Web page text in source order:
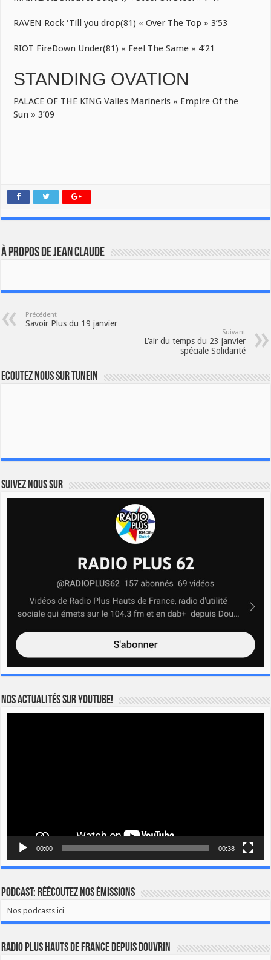
RAVEN Rock ‘Till you drop(81) « Over The Top » 3’53
RIOT FireDown Under(81) « Feel The Same » 4’21
STANDING OVATION
PALACE OF THE KING Valles Marineris « Empire Of the
Sun » 3’09
À propos de JEAN CLAUDE
Précédent
Savoir Plus du 19 janvier
Suivant
L’air du temps du 23 janvier
spéciale Solidarité
Ecoutez nous sur TuneIn
Suivez nous sur
Nos actualités sur YOUTUBE!
00:00 00:38
Podcast: Réécoutez nos émissions
Nos podcasts ici
Radio Plus Hauts de France depuis Douvrin